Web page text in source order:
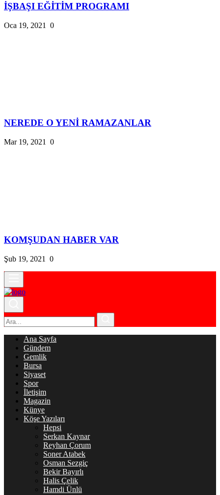
İŞBAŞI EĞİTİM PROGRAMI
Oca 19, 2021 0
NEREDE O YENİ RAMAZANLAR
Mar 19, 2021 0
KOMŞUDAN HABER VAR
Şub 19, 2021 0
Ana Sayfa
Gündem
Gemlik
Bursa
Siyaset
Spor
İletişim
Magazin
Künye
Köşe Yazıları
Hepsi
Serkan Kaynar
Reyhan Çorum
Soner Atabek
Osman Sezgiç
Bekir Bayırlı
Halis Çelik
Hamdi Ünlü